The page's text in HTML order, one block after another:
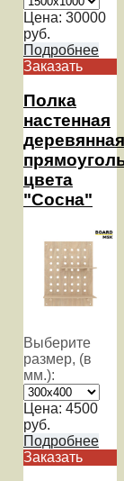
Цена: 30000
руб.
Подробнее
Заказать
Полка
настенная
деревянная
цвета
"Сосна"
Выберите
размер, (в
мм.):
Цена: 4500
руб.
Подробнее
Заказать